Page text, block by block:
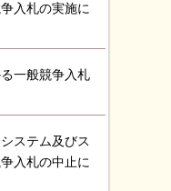
入札の実施に
一般競争入札
ステム及びス
入札の中止に